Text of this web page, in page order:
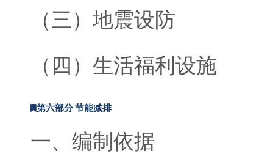
（三）地震设防
（四）生活福利设施
第六部分 节能减排
一、编制依据